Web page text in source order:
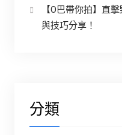
【O巴帶你拍】直
與技巧分享！
分類